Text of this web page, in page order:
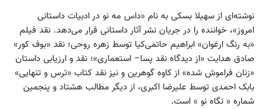
نوشته‌ای از سهیلا بسکی به نام «داس مه نو در ادبیات داستانی
امروز»، خواننده را در جریان نشر آثار داستانی قرار می‌دهد. نقد فیلم
«به رنگ ارغوان» ابراهیم حاتمی‌کیا توسط زهره روحی؛ نقد «بوف کور»
صادق هدایت «از دیدگاه نقد پسا– استعماری»؛ نقد و ارزیابی داستان
«زنان فراموش شده» از کاوه گوهرین و نیز نقد کتاب «ترس و تنهایی»
بابک احمدی توسط علیرضا اکبری، از دیگر مطالب هشتاد و پنجمین
شماره « نگاه نو » است.